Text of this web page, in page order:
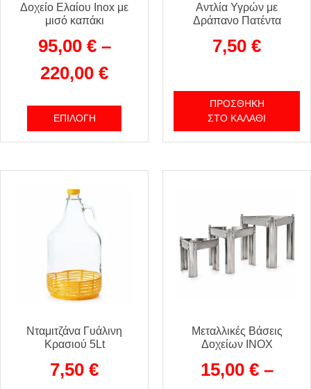
Δοχείο Ελαίου Inox με
μισό καπάκι
95,00 € –
220,00 €
ΕΠΙΛΟΓΉ
Αντλία Υγρών με
Δράπανο Πατέντα
7,50 €
ΠΡΟΣΘΉΚΗ
ΣΤΟ ΚΑΛΆΘΙ
Νταμιτζάνα Γυάλινη
Κρασιού 5Lt
7,50 €
Μεταλλικές Βάσεις
Δοχείων INOX
15,00 € –